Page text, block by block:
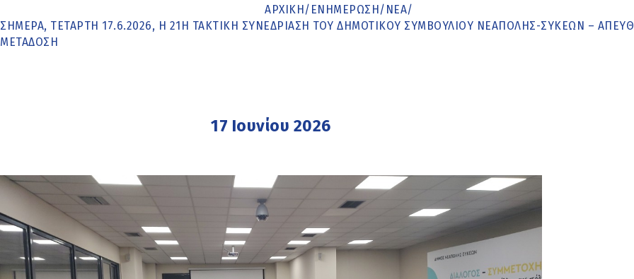
ΑΡΧΙΚΉ/ ΕΝΗΜΈΡΩΣΗ/ ΝΕΑ/
ΣΗΜΕΡΑ, ΤΕΤΑΡΤΗ 17.6.2026, Η 21Η ΤΑΚΤΙΚΗ ΣΥΝΕΔΡΙΑΣΗ ΤΟΥ ΔΗΜΟΤΙΚΟΥ ΣΥΜΒΟΥΛΙΟΥ ΝΕΑΠΟΛΗΣ-ΣΥΚΕΩΝ –
ΜΕΤΑΔΟΣΗ
17 Ιουνίου 2026